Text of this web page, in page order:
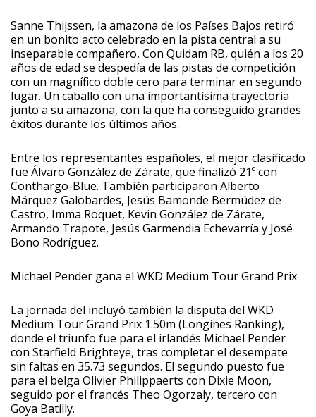
Sanne Thijssen, la amazona de los Países Bajos retiró
en un bonito acto celebrado en la pista central a su
inseparable compañero, Con Quidam RB, quién a los 20
años de edad se despedía de las pistas de competición
con un magnífico doble cero para terminar en segundo
lugar. Un caballo con una importantísima trayectoria
junto a su amazona, con la que ha conseguido grandes
éxitos durante los últimos años.
Entre los representantes españoles, el mejor clasificado
fue Álvaro González de Zárate, que finalizó 21º con
Conthargo-Blue. También participaron Alberto
Márquez Galobardes, Jesús Bamonde Bermúdez de
Castro, Imma Roquet, Kevin González de Zárate,
Armando Trapote, Jesús Garmendia Echevarría y José
Bono Rodríguez.
Michael Pender gana el WKD Medium Tour Grand Prix
La jornada del incluyó también la disputa del WKD
Medium Tour Grand Prix 1.50m (Longines Ranking),
donde el triunfo fue para el irlandés Michael Pender
con Starfield Brighteye, tras completar el desempate
sin faltas en 35.73 segundos. El segundo puesto fue
para el belga Olivier Philippaerts con Dixie Moon,
seguido por el francés Theo Ogorzaly, tercero con
Goya Batilly.